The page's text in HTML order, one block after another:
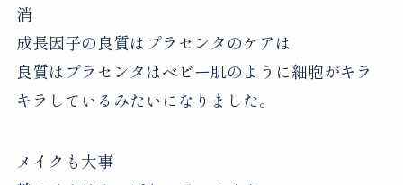
消
成長因子の良質はプラセンタのケアは
良質はプラセンタはベビー肌のように細胞がキラ
キラしているみたいになりました。
メイクも大事